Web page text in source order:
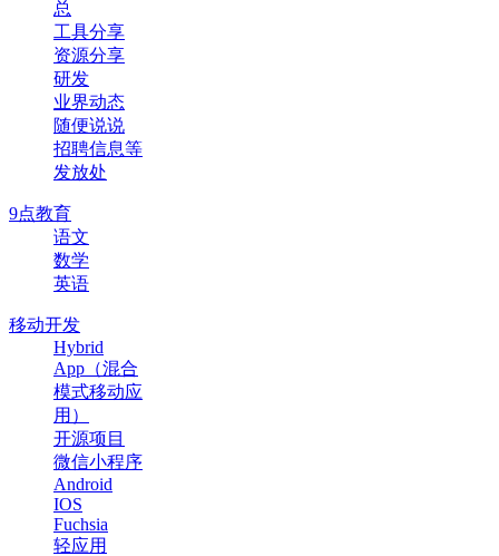
总
工具分享
资源分享
研发
业界动态
随便说说
招聘信息等
发放处
9点教育
语文
数学
英语
移动开发
Hybrid
App（混合
模式移动应
用）
开源项目
微信小程序
Android
IOS
Fuchsia
轻应用